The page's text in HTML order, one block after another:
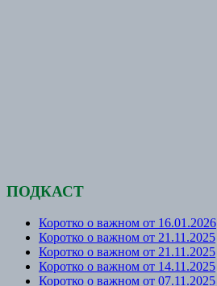
ПОДКАСТ
Коротко о важном от 16.01.2026
Коротко о важном от 21.11.2025
Коротко о важном от 21.11.2025
Коротко о важном от 14.11.2025
Коротко о важном от 07.11.2025